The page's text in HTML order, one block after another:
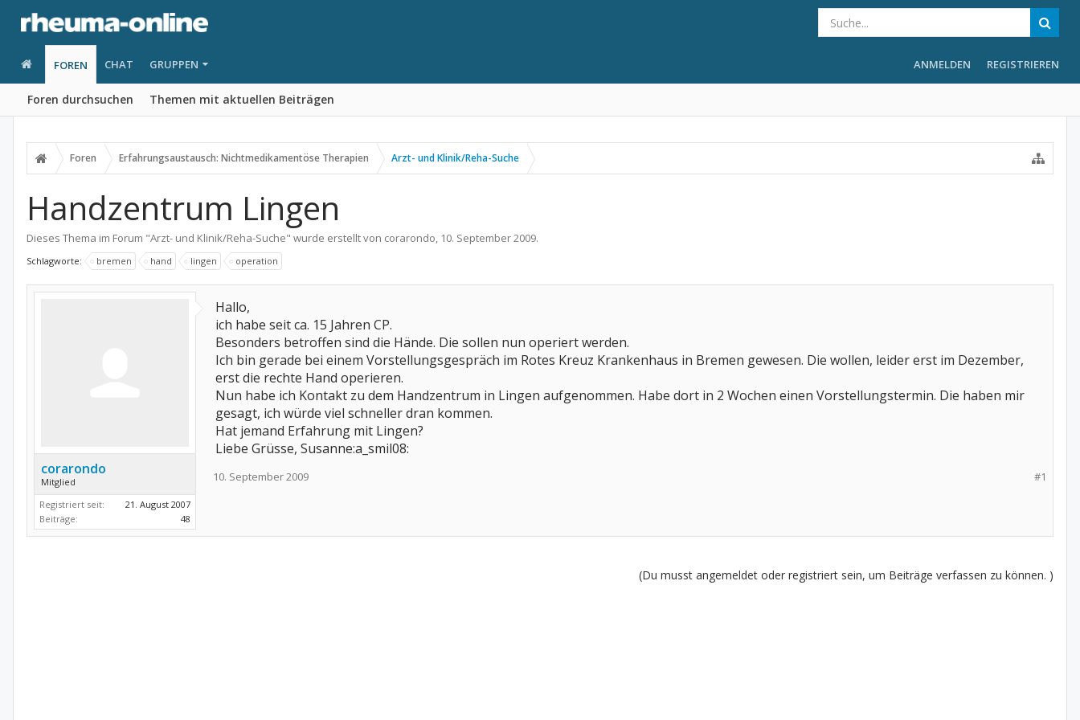
FOREN
Foren durchsuchen Themen mit aktuellen Beiträgen
CHAT GRUPPEN ANMELDEN REGISTRIEREN
Foren Erfahrungsaustausch: Nichtmedikamentöse Therapien Arzt- und Klinik/Reha-Suche
Handzentrum Lingen
Dieses Thema im Forum "Arzt- und Klinik/Reha-Suche" wurde erstellt von corarondo, 10. September 2009.
Schlagworte: bremen hand lingen operation
corarondo
Mitglied
Registriert seit:
21. August 2007
Beiträge:
48
Hallo,
ich habe seit ca. 15 Jahren CP.
Besonders betroffen sind die Hände. Die sollen nun operiert werden.
Ich bin gerade bei einem Vorstellungsgespräch im Rotes Kreuz Krankenhaus in Bremen gewesen. Die wollen, leider erst im Dezember,
erst die rechte Hand operieren.
Nun habe ich Kontakt zu dem Handzentrum in Lingen aufgenommen. Habe dort in 2 Wochen einen Vorstellungstermin. Die haben mir
gesagt, ich würde viel schneller dran kommen.
Hat jemand Erfahrung mit Lingen?
Liebe Grüsse, Susanne:a_smil08:
#1
10. September 2009
(Du musst angemeldet oder registriert sein, um Beiträge verfassen zu können. )